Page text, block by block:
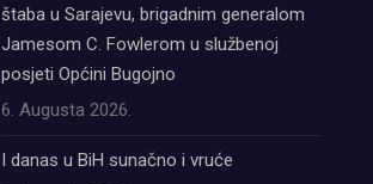
štaba u Sarajevu, brigadnim generalom
Jamesom C. Fowlerom u službenoj
posjeti Općini Bugojno
6. Augusta 2026.
I danas u BiH sunačno i vruće